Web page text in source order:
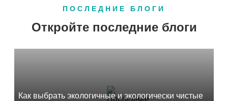
ПОСЛЕДНИЕ БЛОГИ
Откройте последние блоги
Как выбрать экологичные и экологически чистые